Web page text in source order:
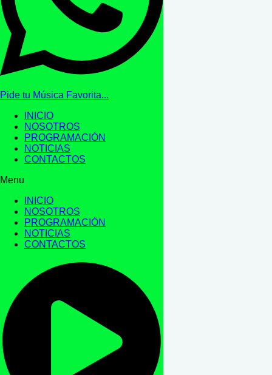
Pide tu Música Favorita...
INICIO
NOSOTROS
PROGRAMACIÓN
NOTICIAS
CONTACTOS
Menu
INICIO
NOSOTROS
PROGRAMACIÓN
NOTICIAS
CONTACTOS